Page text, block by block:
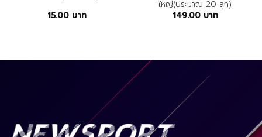
15.00 บาท
ใหญ่(ประมาณ 20 ลูก)
149.00 บาท